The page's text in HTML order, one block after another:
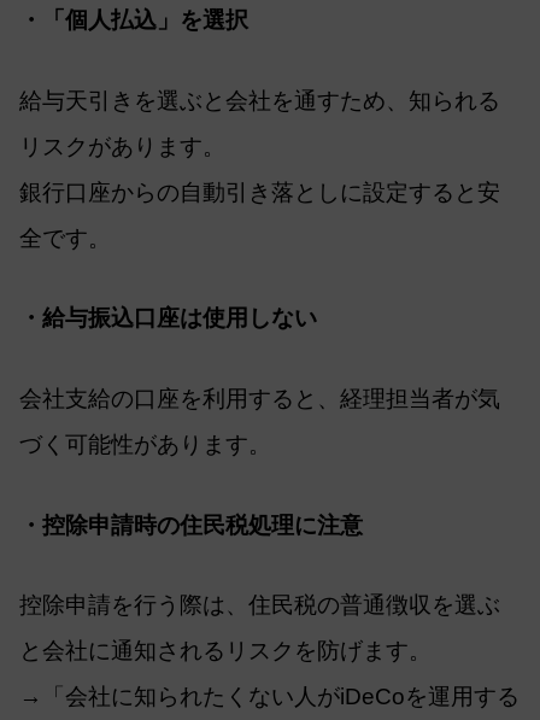
・「個人払込」を選択
給与天引きを選ぶと会社を通すため、知られる
リスクがあります。
銀行口座からの自動引き落としに設定すると安
全です。
・給与振込口座は使用しない
会社支給の口座を利用すると、経理担当者が気
づく可能性があります。
・控除申請時の住民税処理に注意
控除申請を行う際は、住民税の普通徴収を選ぶ
と会社に通知されるリスクを防げます。
→「会社に知られたくない人がiDeCoを運用する